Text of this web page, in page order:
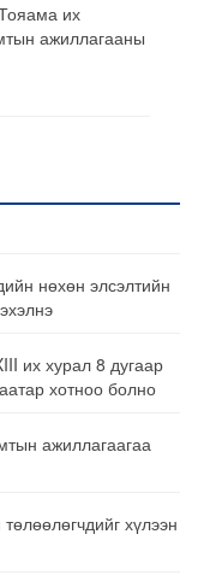
их
ажиллагааны
нөхөн элсэлтийн
их хурал 8 дугаар
хотноо болно
ажиллагаагаа
хүлээн